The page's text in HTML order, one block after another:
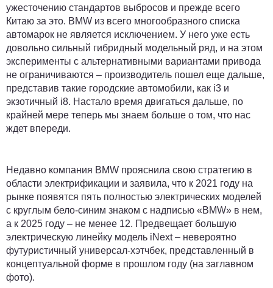
ужесточению стандартов выбросов и прежде всего
Китаю за это. BMW из всего многообразного списка
автомарок не является исключением. У него уже есть
довольно сильный гибридный модельный ряд, и на этом
эксперименты с альтернативными вариантами привода
не ограничиваются – производитель пошел еще дальше,
представив такие городские автомобили, как i3 и
экзотичный i8. Настало время двигаться дальше, по
крайней мере теперь мы знаем больше о том, что нас
ждет впереди.
Недавно компания BMW прояснила свою стратегию в
области электрификации и заявила, что к 2021 году на
рынке появятся пять полностью электрических моделей
с круглым бело-синим знаком с надписью «BMW» в нем,
а к 2025 году – не менее 12. Предвещает большую
электрическую линейку модель iNext – невероятно
футуристичный универсал-хэтчбек, представленный в
концептуальной форме в прошлом году (на заглавном
фото).